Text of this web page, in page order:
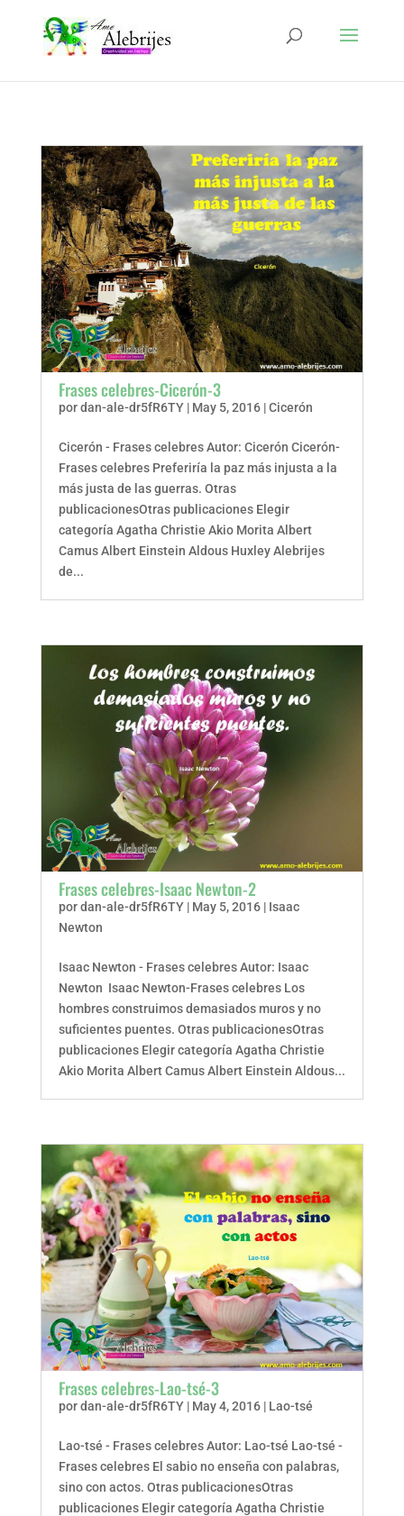
Frases celebres-Cicerón-3
pordan-ale-dr5fR6TY| May 5, 2016|Cicerón
Cicerón - Frases celebres Autor: Cicerón Cicerón-
Frases celebres Preferiría la paz más injusta a la
más justa de las guerras. Otras
publicacionesOtras publicaciones Elegir
categoría Agatha Christie Akio Morita Albert
Camus Albert Einstein Aldous Huxley Alebrijes
de...
Frases celebres-Isaac Newton-2
pordan-ale-dr5fR6TY| May 5, 2016| Isaac
Newton
Isaac Newton - Frases celebres Autor: Isaac
Newton Isaac Newton-Frases celebres Los
hombres construimos demasiados muros y no
suficientes puentes. Otras publicacionesOtras
publicaciones Elegir categoría Agatha Christie
Akio Morita Albert Camus Albert Einstein Aldous...
Frases celebres-Lao-tsé-3
pordan-ale-dr5fR6TY| May 4, 2016| Lao-tsé
Lao-tsé - Frases celebres Autor: Lao-tsé Lao-tsé -
Frases celebres El sabio no enseña con palabras,
sino con actos. Otras publicacionesOtras
publicaciones Elegir categoría Agatha Christie